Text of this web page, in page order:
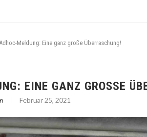
Adhoc-Meldung: Eine ganz große Überraschung!
EINE GANZ GROSSE
Februar 25, 2021